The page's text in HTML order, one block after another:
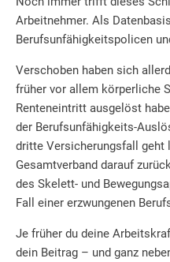
Arbeitnehmer. Als
Berufsunfähigkeitspolicen
Verschoben haben sich
früher vor allem körperliche
Renteneintritt ausgelöst
der Berufsunfähigkeits-
dritte Versicherungsfall geht
Gesamtverband darauf
des Skelett- und
Fall einer erzwungenen
Je früher du deine
dein Beitrag – und ganz